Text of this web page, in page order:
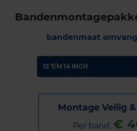
bandenmaat
Montage Veilig
Per band €